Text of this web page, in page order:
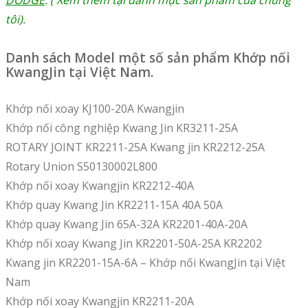
tôi).
Danh sách Model một số sản phẩm Khớp nối
KwangJin tại Việt Nam.
Khớp nối xoay KJ100-20A Kwangjin
Khớp nối công nghiệp Kwang Jin KR3211-25A
ROTARY JOINT KR2211-25A Kwang jin KR2212-25A
Rotary Union S50130002L800
Khớp nối xoay Kwangjin KR2212-40A
Khớp quay Kwang Jin KR2211-15A 40A 50A
Khớp quay Kwang Jin 65A-32A KR2201-40A-20A
Khớp nối xoay Kwang Jin KR2201-50A-25A KR2202
Kwang jin KR2201-15A-6A – Khớp nối KwangJin tại Việt
Nam
Khớp nối xoay Kwangjin KR2211-20A